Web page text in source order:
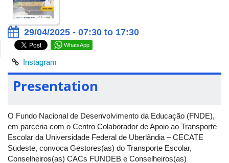
29/04/2025 - 07:30 to 17:30
WhatsApp
Instagram
Presentation
O Fundo Nacional de Desenvolvimento da Educação (FNDE),
em parceria com o Centro Colaborador de Apoio ao Transporte
Escolar da Universidade Federal de Uberlândia – CECATE
Sudeste, convoca Gestores(as) do Transporte Escolar,
Conselheiros(as) CACs FUNDEB e Conselheiros(as)